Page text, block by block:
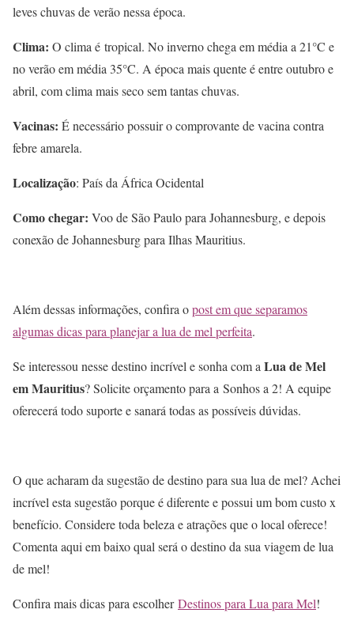
leves chuvas de verão nessa época.
Clima: O clima é tropical. No inverno chega em média a 21°C e
no verão em média 35°C. A época mais quente é entre outubro e
abril, com clima mais seco sem tantas chuvas.
Vacinas: É necessário possuir o comprovante de vacina contra
febre amarela.
Localização: País da África Ocidental
Como chegar: Voo de São Paulo para Johannesburg, e depois
conexão de Johannesburg para Ilhas Mauritius.
Além dessas informações, confira opost em que separamos
algumas dicas para planejar a lua de mel perfeita.
Se interessou nesse destino incrível e sonha com a Lua de Mel
em Mauritius? Solicite orçamento para a Sonhos a 2! A equipe
oferecerá todo suporte e sanará todas as possíveis dúvidas.
O que acharam da sugestão de destino para sua lua de mel? Achei
incrível esta sugestão porque é diferente e possui um bom custo x
benefício. Considere toda beleza e atrações que o local oferece!
Comenta aqui em baixo qual será o destino da sua viagem de lua
de mel!
Confira mais dicas para escolherDestinos para Lua para Mel!